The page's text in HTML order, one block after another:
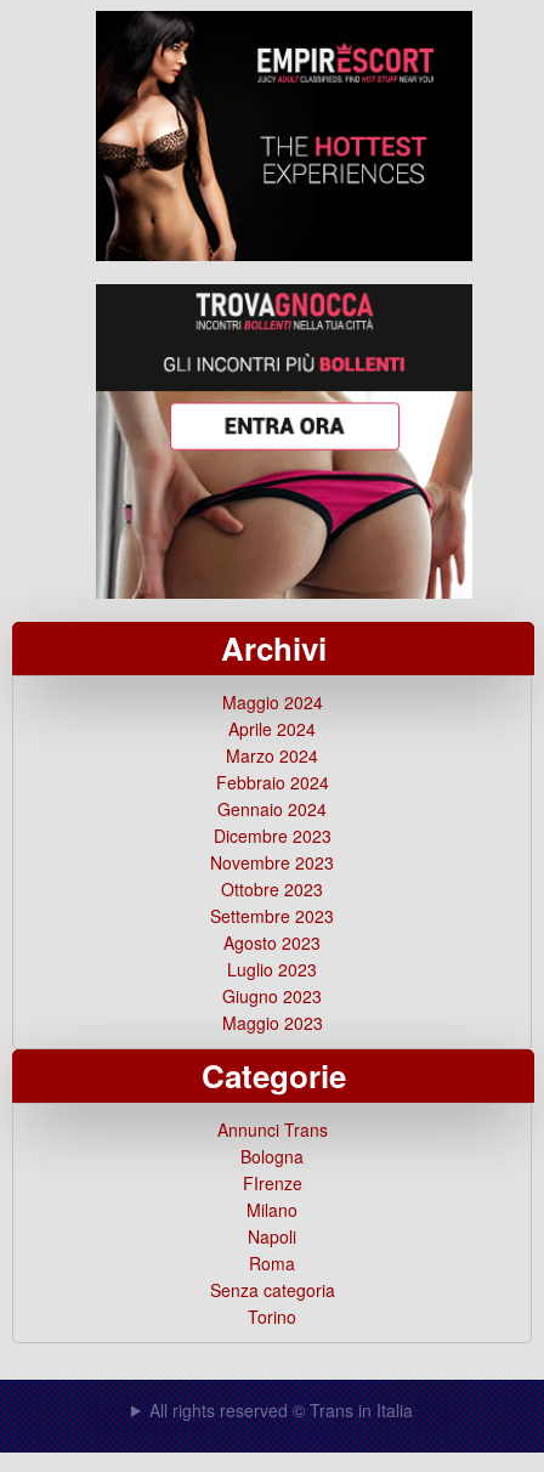
Archivi
Maggio 2024
Aprile 2024
Marzo 2024
Febbraio 2024
Gennaio 2024
Dicembre 2023
Novembre 2023
Ottobre 2023
Settembre 2023
Agosto 2023
Luglio 2023
Giugno 2023
Maggio 2023
Categorie
Annunci Trans
Bologna
FIrenze
Milano
Napoli
Roma
Senza categoria
Torino
All rights reserved © Trans in Italia